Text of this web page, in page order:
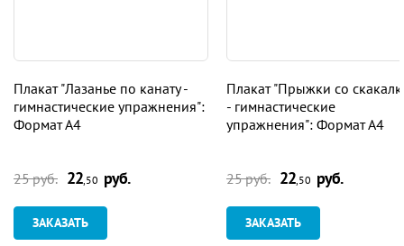
Плакат "Лазанье по канату -
гимнастические упражнения":
Формат А4
25 руб. 22,50 руб.
ЗАКАЗАТЬ
Плакат "Прыжки со
- гимнастические
упражнения": Формат А4
25 руб. 22,50 руб.
ЗАКАЗАТЬ